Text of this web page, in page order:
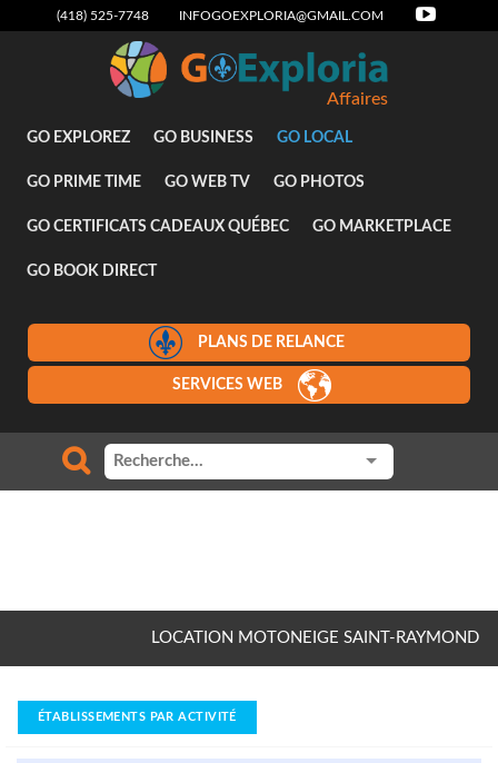
(418) 525-7748 INFOGOEXPLORIA@GMAIL.COM
Affaires
GO EXPLOREZ GO BUSINESS GO LOCAL
GO PRIME TIME GO WEB TV GO PHOTOS
GO CERTIFICATS CADEAUX QUÉBEC GO MARKETPLACE
GO BOOK DIRECT
PLANS DE RELANCE
SERVICES WEB
LOCATION MOTONEIGE SAINT-RAYMOND
ÉTABLISSEMENTS PAR ACTIVITÉ